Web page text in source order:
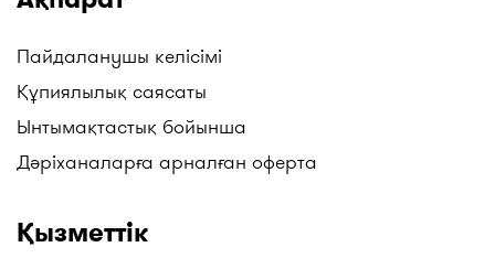
Пайдаланушы келісімі
Құпиялылық саясаты
Ынтымақтастық бойынша
Дәріханаларға арналған оферта
Қызметтік